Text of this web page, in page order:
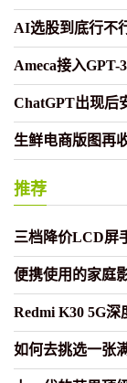
AI选股到底行不
Ameca接入GPT-
ChatGPT出现后
生鲜电商版图再
推荐
三档降价LCD屏
便携使用的家庭
Redmi K30 5G深
如何去挑选一张